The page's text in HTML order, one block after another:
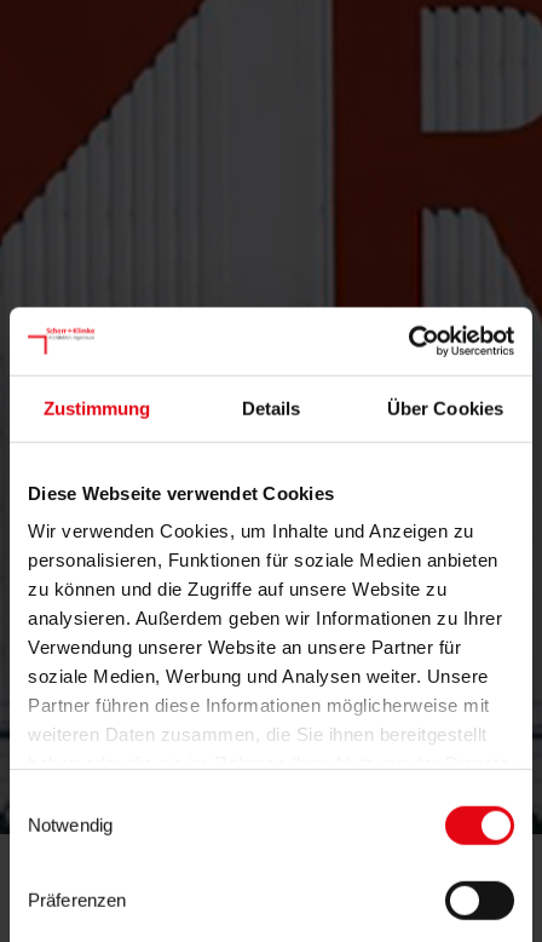
Zustimmung Details Über Cookies
Diese Webseite verwendet Cookies
Wir verwenden Cookies, um Inhalte und Anzeigen zu
personalisieren, Funktionen für soziale Medien anbieten
zu können und die Zugriffe auf unsere Website zu
analysieren. Außerdem geben wir Informationen zu Ihrer
Verwendung unserer Website an unsere Partner für
soziale Medien, Werbung und Analysen weiter. Unsere
Partner führen diese Informationen möglicherweise mit
weiteren Daten zusammen, die Sie ihnen bereitgestellt
Notwendig
Präferenzen
service
center